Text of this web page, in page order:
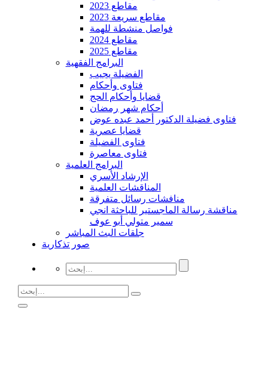
مقاطع 2023
مقاطع سريعة 2023
فواصل منشطة للهمة
مقاطع 2024
مقاطع 2025
البرامج الفقهية
الفضيلة يجيب
فتاوى وأحكام
قضايا وأحكام الحج
أحكام شهر رمضان
فتاوى فضيلة الدكتور أحمد عبده عوض
قضايا عصرية
فتاوى الفضيلة
فتاوى معاصرة
البرامج العلمية
الإرشاد الأسري
المناقشات العلمية
منافشات رسائل متفرقة
مناقشة رسالة الماجستير للباحثة انجي
سمير متولي أبو عوف
جلقات البث المباشر
صور تذكارية